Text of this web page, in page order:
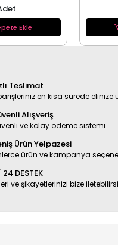
Ekle
Teslimat
en kısa sürede elinize
Alışveriş
ve kolay ödeme sistemi
Ürün Yelpazesi
ürün ve kampanya
DESTEK
ve şikayetlerinizi bize